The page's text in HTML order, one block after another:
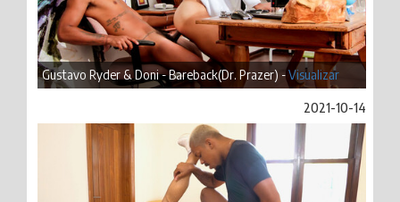
Gustavo Ryder & Doni - Bareback(Dr. Prazer) -Visualizar
2021-10-14